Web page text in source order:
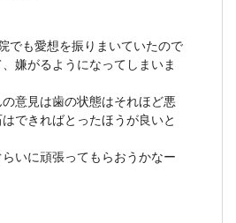
でも愛想を振りまいていたので
嫌がるようになってしまいま
意見は歯の状態はそれほど悪
できればとったほうが良いと
いに頑張ってもらおうかなー